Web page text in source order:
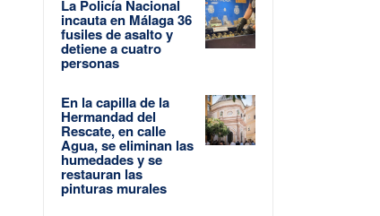
La Policía Nacional
incauta en Málaga 36
fusiles de asalto y
detiene a cuatro
personas
En la capilla de la
Hermandad del
Rescate, en calle
Agua, se eliminan las
humedades y se
restauran las
pinturas murales